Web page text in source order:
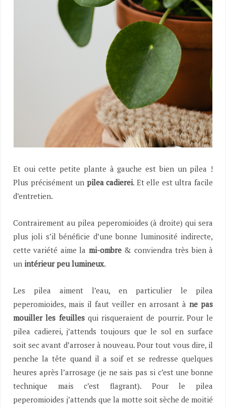
Et oui cette petite plante à gauche est bien un pilea !
Plus précisément un pilea cadierei. Et elle est ultra facile
d’entretien.
Contrairement au pilea peperomioides (à droite) qui sera
plus joli s’il bénéficie d’une bonne luminosité indirecte,
cette variété aime la mi-ombre& conviendra très bien à
un intérieur peu lumineux.
Les pilea aiment l’eau, en particulier le pilea
peperomioides, mais il faut veiller en arrosant à ne pas
mouiller les feuillesqui risqueraient de pourrir. Pour le
pilea cadierei, j’attends toujours que le sol en surface
soit sec avant d’arroser à nouveau. Pour tout vous dire, il
penche la tête quand il a soif et se redresse quelques
heures après l’arrosage (je ne sais pas si c’est une bonne
technique mais c’est flagrant). Pour le pilea
peperomioides j’attends que la motte soit sèche de moitié